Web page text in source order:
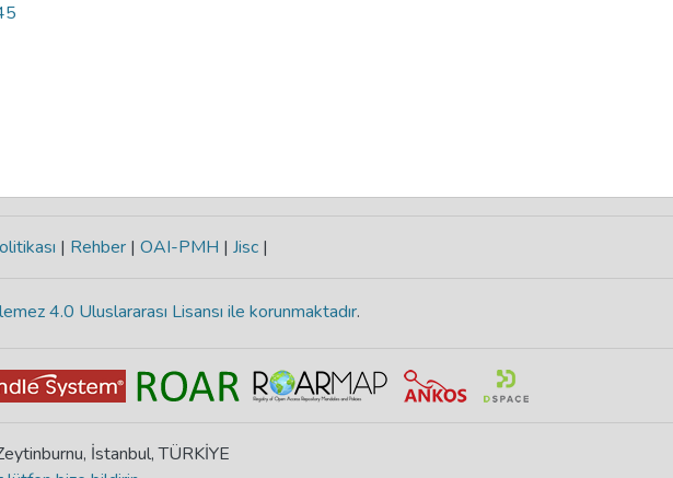
| Rehber | OAI-PMH | Jisc |
4.0 Uluslararası Lisansı ile korunmaktadır.
İstanbul, TÜRKİYE